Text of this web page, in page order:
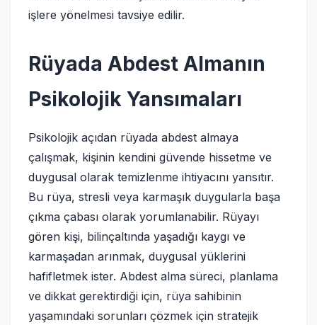
işlere yönelmesi tavsiye edilir.
Rüyada Abdest Almanın
Psikolojik Yansımaları
Psikolojik açıdan rüyada abdest almaya
çalışmak, kişinin kendini güvende hissetme ve
duygusal olarak temizlenme ihtiyacını yansıtır.
Bu rüya, stresli veya karmaşık duygularla başa
çıkma çabası olarak yorumlanabilir. Rüyayı
gören kişi, bilinçaltında yaşadığı kaygı ve
karmaşadan arınmak, duygusal yüklerini
hafifletmek ister. Abdest alma süreci, planlama
ve dikkat gerektirdiği için, rüya sahibinin
yaşamındaki sorunları çözmek için stratejik